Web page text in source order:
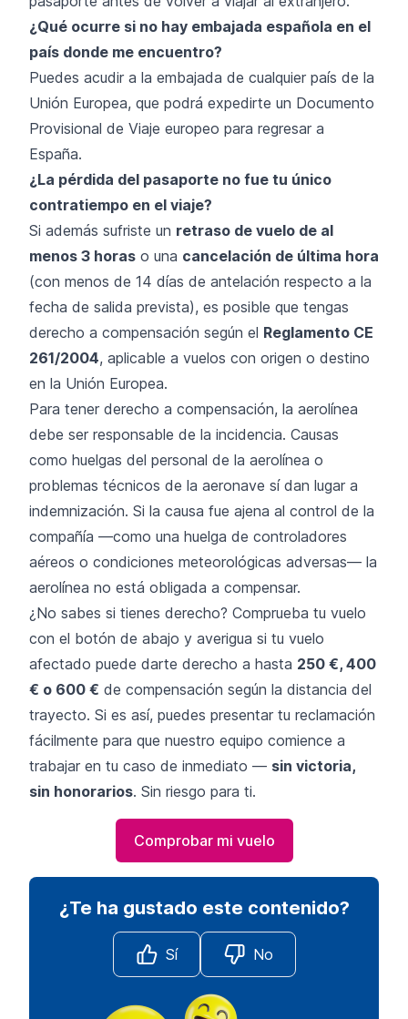
¿Qué ocurre si no hay embajada española en el
país donde me encuentro?
Puedes acudir a la embajada de cualquier país de la
Unión Europea, que podrá expedirte un Documento
Provisional de Viaje europeo para regresar a
España.
¿La pérdida del pasaporte no fue tu único
contratiempo en el viaje?
Si además sufriste un retraso de vuelo de al
menos 3 horas o una cancelación de última hora
(con menos de 14 días de antelación respecto a la
fecha de salida prevista), es posible que tengas
derecho a compensación según el Reglamento CE
261/2004, aplicable a vuelos con origen o destino
en la Unión Europea.
Para tener derecho a compensación, la aerolínea
debe ser responsable de la incidencia. Causas
como huelgas del personal de la aerolínea o
problemas técnicos de la aeronave sí dan lugar a
indemnización. Si la causa fue ajena al control de la
compañía —como una huelga de controladores
aéreos o condiciones meteorológicas adversas— la
aerolínea no está obligada a compensar.
¿No sabes si tienes derecho? Comprueba tu vuelo
con el botón de abajo y averigua si tu vuelo
afectado puede darte derecho a hasta 250 €, 400
€ o 600 € de compensación según la distancia del
trayecto. Si es así, puedes presentar tu reclamación
fácilmente para que nuestro equipo comience a
trabajar en tu caso de inmediato — sin victoria,
sin honorarios. Sin riesgo para ti.
Comprobar mi vuelo
¿Te ha gustado este contenido?
Sí No